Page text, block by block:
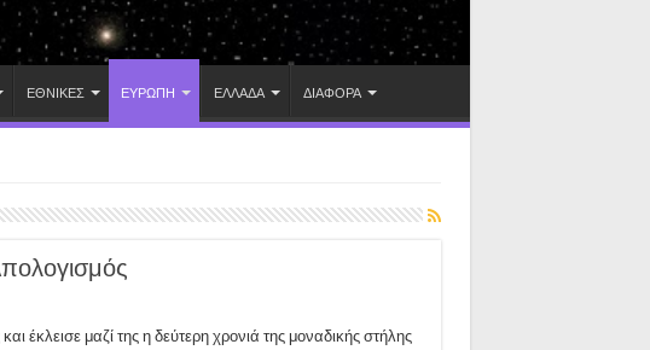
ΕΘΝΙΚΕΣ ΕΥΡΩΠΗ ΕΛΛΑΔΑ ΔΙΑΦΟΡΑ
έκλεισε μαζί της η δεύτερη χρονιά της μοναδικής στήλης